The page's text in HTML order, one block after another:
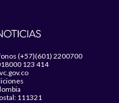
(+57)(601) 2200700
123 414
111321